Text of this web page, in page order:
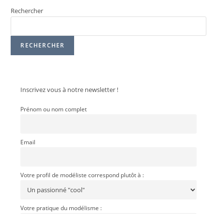
Rechercher
RECHERCHER
Inscrivez vous à notre newsletter !
Prénom ou nom complet
Email
Votre profil de modéliste correspond plutôt à :
Votre pratique du modélisme :